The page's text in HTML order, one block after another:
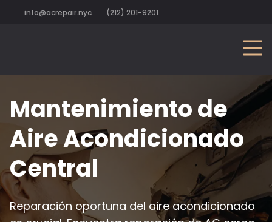
info@acrepair.nyc (212) 201-9201
Mantenimiento de
Aire Acondicionado
Central
Reparación oportuna del aire acondicionado